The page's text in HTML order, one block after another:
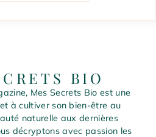
BIO
Mes Secrets Bio est une
à cultiver son bien-être au
naturelle aux dernières
décryptons avec passion les